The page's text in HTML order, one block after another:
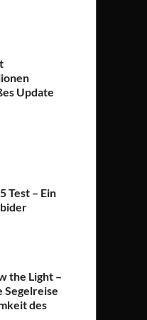
Update
Test – Ein
the Light –
Segelreise
des